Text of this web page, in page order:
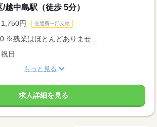
越中島駅（徒歩 5分）
円 交通費一部支給
※残業はほとんどありませ...
日
もっと見る
求人詳細を見る